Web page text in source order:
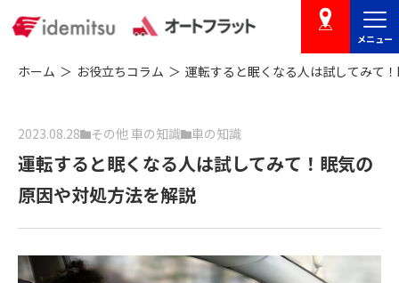
店舗を探す
メニュー
ホーム お役立ちコラム 運転すると眠くなる人は試してみて
2023.08.28 その他 車の知識 車の知識
運転すると眠くなる人は試してみて！眠気の
原因や対処方法を解説